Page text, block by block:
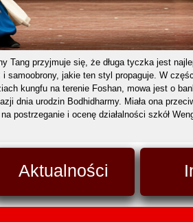
Tang przyjmuje się, że długa tyczka jest
samoobrony, jakie ten styl propaguje. W
kungfu na terenie Foshan, mowa jest o
dnia urodzin Bodhidharmy. Miała ona
postrzeganie i ocenę działalności szkół
Aktualności